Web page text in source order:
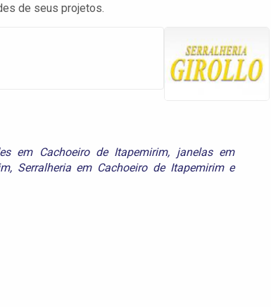
de seus projetos.
em Cachoeiro de Itapemirim, janelas em
, Serralheria em Cachoeiro de Itapemirime